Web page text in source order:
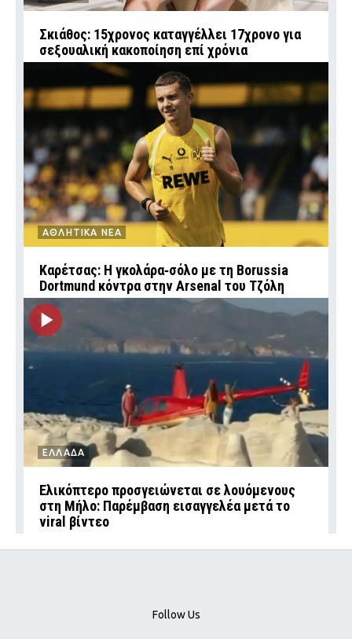
Σκιάθος: 15χρονος καταγγέλλει 17χρονο για
σεξουαλική κακοποίηση επί χρόνια
ΑΘΛΗΤΙΚΑ ΝΕΑ
Καρέτσας: Η γκολάρα‑σόλο με τη Borussia
Dortmund κόντρα στην Arsenal του Τζόλη
ΕΛΛΑΔΑ
Ελικόπτερο προσγειώνεται σε λουόμενους
στη Μήλο: Παρέμβαση εισαγγελέα μετά το
viral βίντεο
Follow Us